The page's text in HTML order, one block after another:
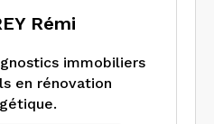
personnalisé
bien.
ventes et locations.
Rémi
immobiliers
en rénovation